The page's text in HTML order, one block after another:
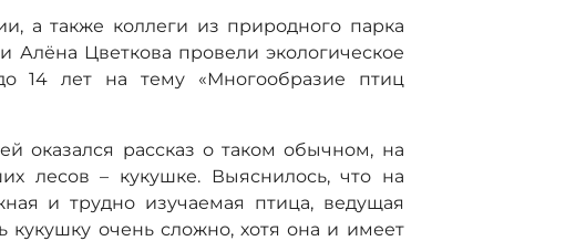
а также коллеги из природного парка
Алёна Цветкова провели экологическое
14 лет на тему «Многообразие птиц
оказался рассказ о таком обычном, на
лесов – кукушке. Выяснилось, что на
и трудно изучаемая птица, ведущая
кукушку очень сложно, хотя она и имеет